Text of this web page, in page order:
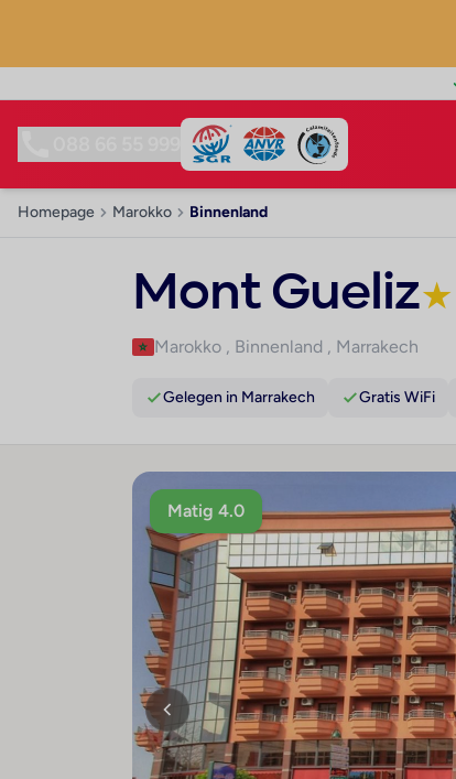
Homepage Marokko Binnenland
Mont Gueliz★
Marokko , Binnenland , Marrakech
Gelegen in Marrakech Gratis WiFi
Matig 4.0